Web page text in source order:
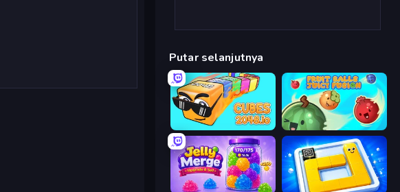
Putar selanjutnya
Cubes 2048.io Fruit Balls: Juicy Fusion